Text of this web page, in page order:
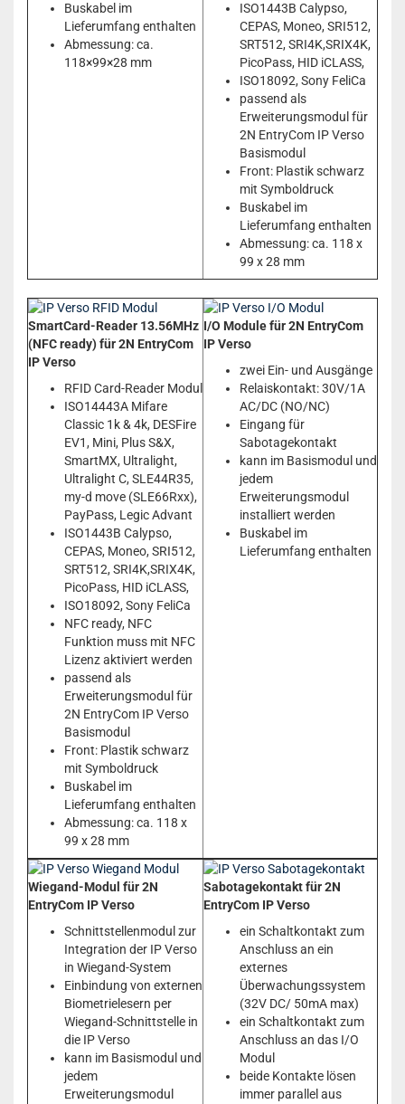
Buskabel im
Lieferumfang enthalten
Abmessung: ca.
118×99×28 mm
ISO1443B Calypso,
CEPAS, Moneo, SRI512,
SRT512, SRI4K,SRIX4K,
PicoPass, HID iCLASS,
ISO18092, Sony FeliCa
passend als
Erweiterungsmodul für
2N EntryCom IP Verso
Basismodul
Front: Plastik schwarz
mit Symboldruck
Buskabel im
Lieferumfang enthalten
Abmessung: ca. 118 x
99 x 28 mm
SmartCard-Reader 13.56MHz
(NFC ready) für 2N EntryCom
IP Verso
RFID Card-Reader Modul
ISO14443A Mifare
Classic 1k & 4k, DESFire
EV1, Mini, Plus S&X,
SmartMX, Ultralight,
Ultralight C, SLE44R35,
my-d move (SLE66Rxx),
PayPass, Legic Advant
ISO1443B Calypso,
CEPAS, Moneo, SRI512,
SRT512, SRI4K,SRIX4K,
PicoPass, HID iCLASS,
ISO18092, Sony FeliCa
NFC ready, NFC
Funktion muss mit NFC
Lizenz aktiviert werden
passend als
Erweiterungsmodul für
2N EntryCom IP Verso
Basismodul
Front: Plastik schwarz
mit Symboldruck
Buskabel im
Lieferumfang enthalten
Abmessung: ca. 118 x
99 x 28 mm
I/O Module für 2N EntryCom
IP Verso
zwei Ein- und Ausgänge
Relaiskontakt: 30V/1A
AC/DC (NO/NC)
Eingang für
Sabotagekontakt
kann im Basismodul und
jedem
Erweiterungsmodul
installiert werden
Buskabel im
Lieferumfang enthalten
Wiegand-Modul für 2N
EntryCom IP Verso
Schnittstellenmodul zur
Integration der IP Verso
in Wiegand-System
Einbindung von externen
Biometrielesern per
Wiegand-Schnittstelle in
die IP Verso
kann im Basismodul und
jedem
Erweiterungsmodul
Sabotagekontakt für 2N
EntryCom IP Verso
ein Schaltkontakt zum
Anschluss an ein
externes
Überwachungssystem
(32V DC/ 50mA max)
ein Schaltkontakt zum
Anschluss an das I/O
Modul
beide Kontakte lösen
immer parallel aus